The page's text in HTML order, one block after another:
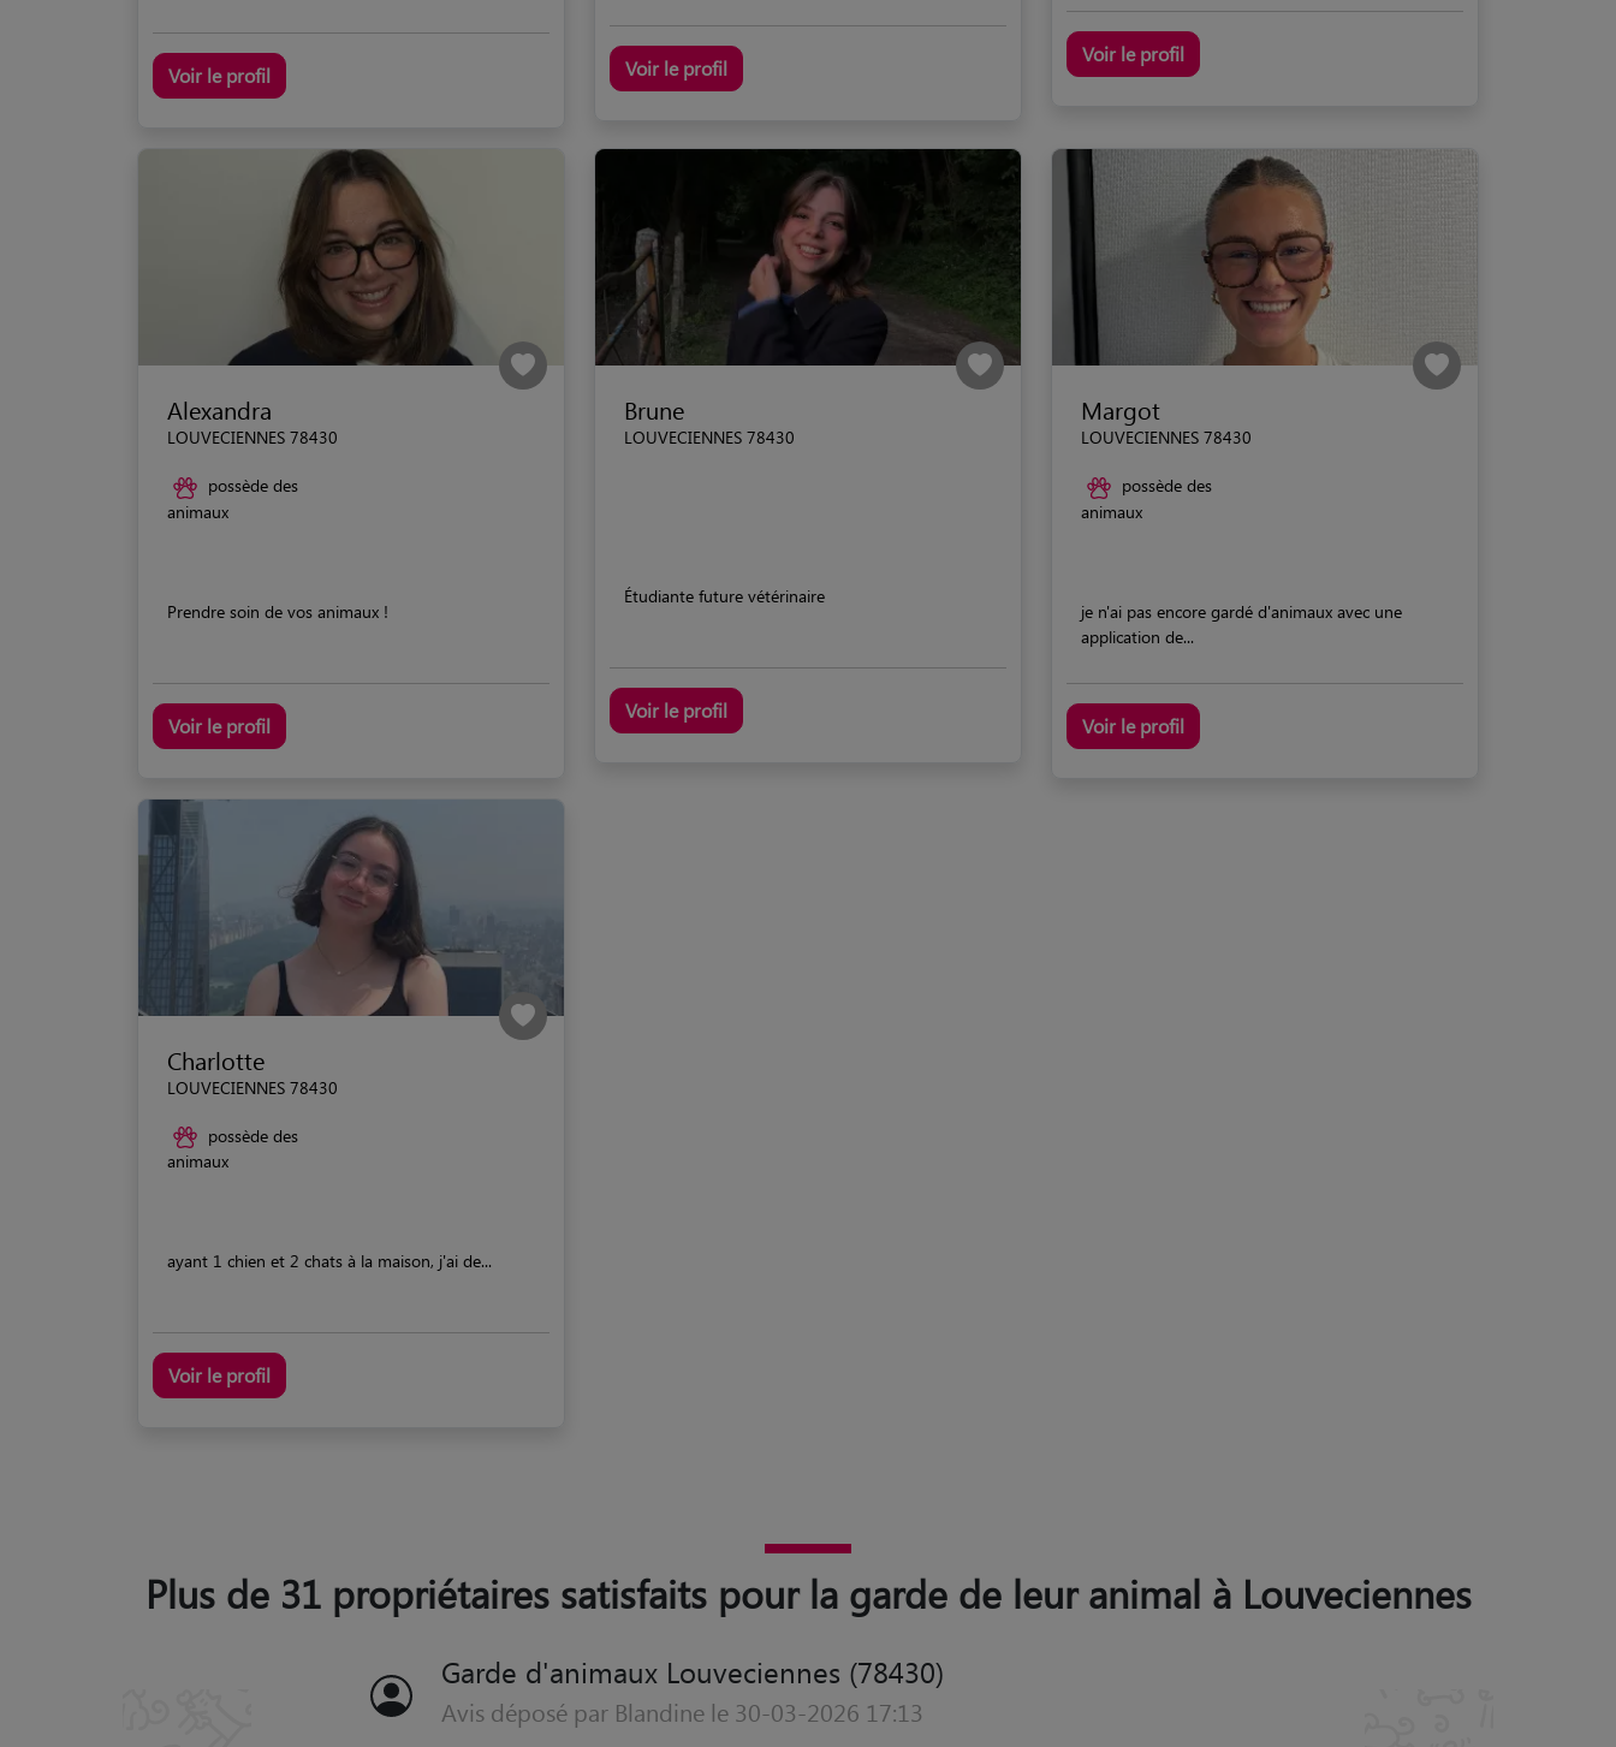
Voir le profil Voir le profil
Voir le profil
Alexandra
LOUVECIENNES 78430
possède des
animaux
Prendre soin de vos animaux !
Voir le profil
Brune
LOUVECIENNES 78430
Étudiante future vétérinaire
Voir le profil
Margot
LOUVECIENNES 78430
possède des
animaux
je n'ai pas encore gardé d'animaux avec une
application de...
Voir le profil
Charlotte
LOUVECIENNES 78430
possède des
animaux
ayant 1 chien et 2 chats à la maison, j'ai de...
Voir le profil
Plus de 31 propriétaires satisfaits pour la garde de leur animal à Louveciennes
Garde d'animaux Louveciennes (78430)
Avis déposé par Karen le 21-03-2026 09:23